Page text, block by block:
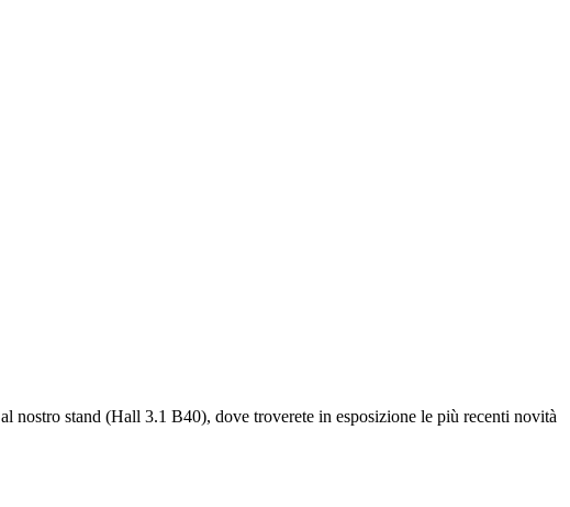
stand (Hall 3.1 B40), dove troverete in esposizione le più recenti novità